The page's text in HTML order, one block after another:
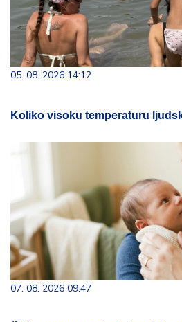
05. 08. 2026 14:12
Koliko visoku temperaturu
07. 08. 2026 09:47